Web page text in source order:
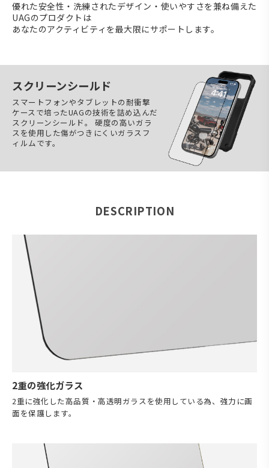
優れた安全性・洗練されたデザイン・使いやすさを兼ね備えた
UAGのプロダクトは
あなたのアクティビティを最大限にサポートします。
スクリーンシールド
スマートフォンやタブレットの耐衝撃
ケースで培ったUAGの技術を詰め込んだ
スクリーンシールド。 硬度の高いガラ
スを使用した傷がつきにくいガラスフ
ィルムです。
DESCRIPTION
2重の強化ガラス
2重に強化した高品質・高透明ガラスを使用している為、強力に画
面を保護します。